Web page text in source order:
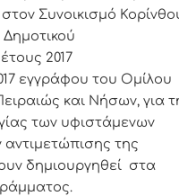
στον Συνοικισμό
2017
εγγράφου του Ομίλου
και Νήσων, για
των υφιστάμενων
αντιμετώπισης της
δημιουργηθεί στα